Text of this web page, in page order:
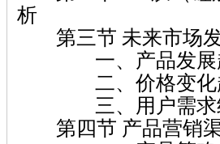
析
第三节 未来市场发
一、产品发展
二、价格变化
三、用户需求
第四节 产品营销渠